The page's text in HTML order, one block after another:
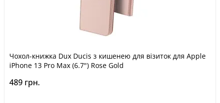
Чохол-книжка Dux Ducis з кишенею для візиток для Apple
iPhone 13 Pro Max (6.7") Rose Gold
489 грн.